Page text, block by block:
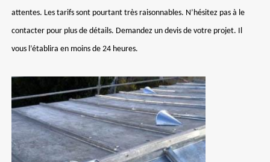
attentes. Les tarifs sont pourtant très raisonnables. N’hésitez pas à le
contacter pour plus de détails. Demandez un devis de votre projet. Il
vous l’établira en moins de 24 heures.